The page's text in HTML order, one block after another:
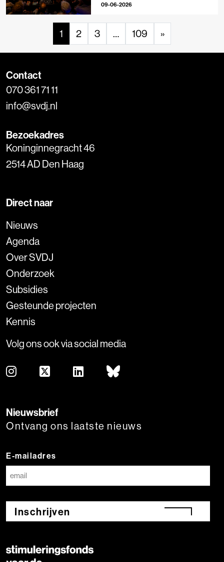
09-06-2026
1 2 3 … 109 »
Contact
070 361 71 11
info@svdj.nl
Bezoekadres
Koninginnegracht 46
2514 AD Den Haag
Direct naar
Nieuws
Agenda
Over SVDJ
Onderzoek
Subsidies
Gesteunde projecten
Kennis
Volg ons ook via social media
Nieuwsbrief
Ontvang ons laatste nieuws
E-mailadres
Inschrijven